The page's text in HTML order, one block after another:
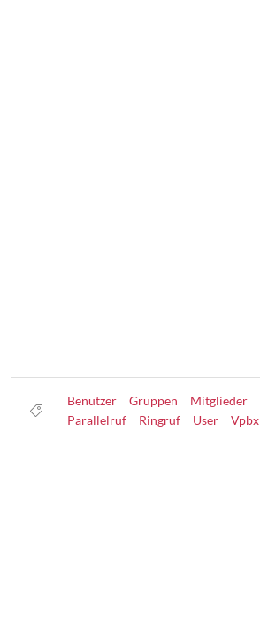
Benutzer Gruppen
Mitglieder
Parallelruf
Ringruf User Vpbx